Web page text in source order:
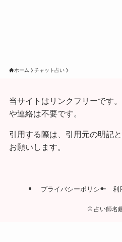
ホーム チャット占い
当サイトはリンクフリーです
や連絡は不要です。
引用する際は、引用元の明記
お願いします。
プライバシーポリシー 利
©占い師名